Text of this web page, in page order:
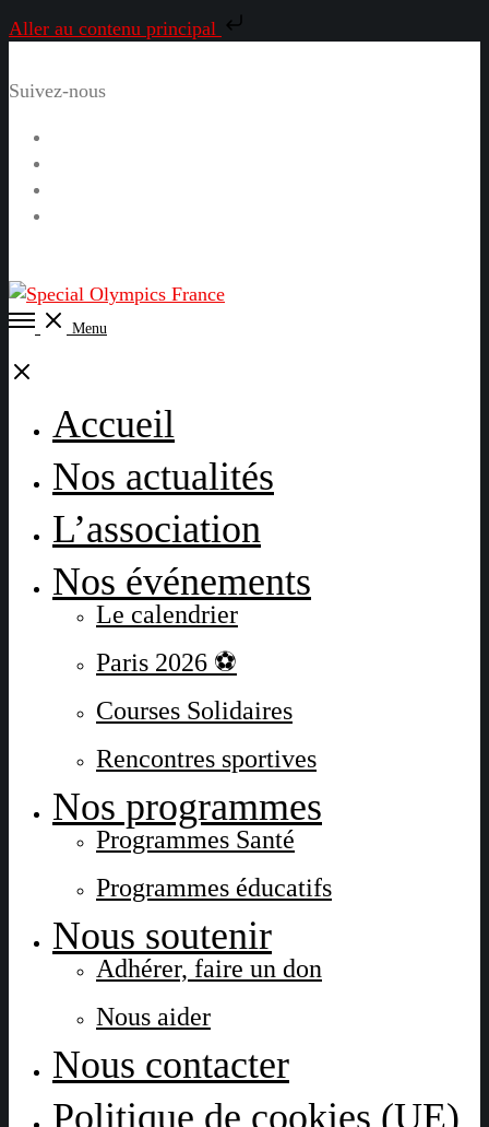
Aller au contenu principal
Suivez-nous
Open
Menu
Close
Accueil
Nos actualités
L’association
Nos événements
Le calendrier
Paris 2026 ⚽
Courses Solidaires
Rencontres sportives
Nos programmes
Programmes Santé
Programmes éducatifs
Nous soutenir
Adhérer, faire un don
Nous aider
Nous contacter
Politique de cookies (UE)